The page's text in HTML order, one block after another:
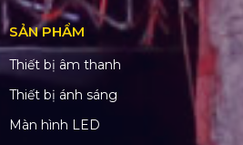
SẢN PHẨM
Thiết bị âm thanh
Thiết bị ánh sáng
Màn hình LED